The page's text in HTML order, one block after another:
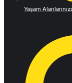
Yaşam